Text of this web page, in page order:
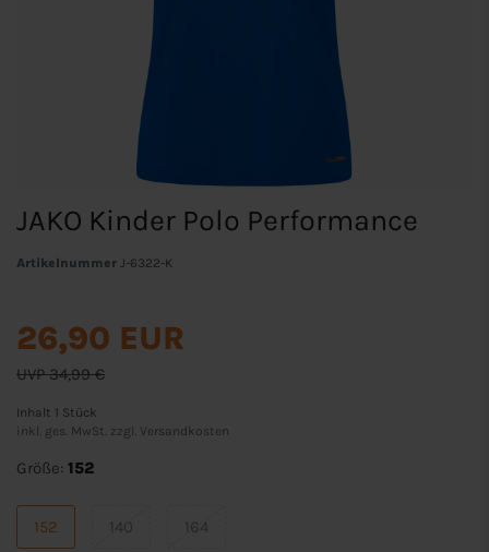
JAKO Kinder Polo Performance
Artikelnummer J-6322-K
UVP 34,99 €
26,90 EUR
Inhalt 1 Stück
inkl. ges. MwSt. zzgl.
Versandkosten
Größe: 152
152 140 164